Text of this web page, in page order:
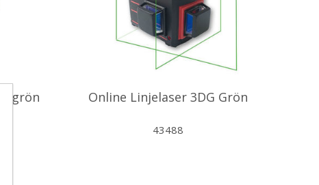
grön Online Linjelaser 3DG Grön
43488